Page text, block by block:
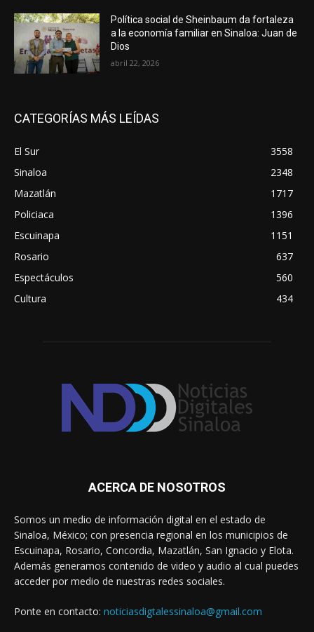
Política social de Sheinbaum da fortaleza
a la economía familiar en Sinaloa: Juan de
Dios
abril 22, 2026
CATEGORÍAS MÁS LEÍDAS
El Sur
3558
Sinaloa
2348
Mazatlán
1717
Policiaca
1396
Escuinapa
1151
Rosario
637
Espectáculos
560
Cultura
434
ACERCA DE NOSOTROS
Somos un medio de información digital en el estado de
Sinaloa, México; con presencia regional en los municipios de
Escuinapa, Rosario, Concordia, Mazatlán, San Ignacio y Elota.
Además generamos contenido de video y audio al cual puedes
acceder por medio de nuestras redes sociales.
Ponte en contacto: noticiasdigtalessinaloa@gmail.com